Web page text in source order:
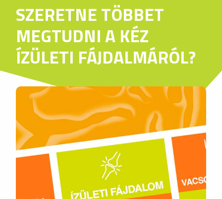
SZERETNE TÖBBET
MEGTUDNI A KÉZ
ÍZÜLETI FÁJDALMÁRÓL?